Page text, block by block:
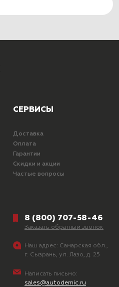
СЕРВИСЫ
Доставка
Оплата
Гарантии
Скидки и акции
Частые вопросы
8 (800) 707-58-46
Заказать обратный звонок
Наш адрес: Самарская обл.,
г. Сызрань, ул. Лазо, д. 25
Написать письмо:
sales@autodemic.ru